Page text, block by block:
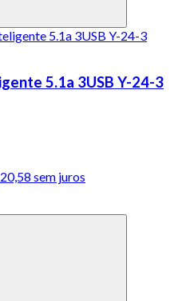
5.1a 3USB Y-24-3
sem juros